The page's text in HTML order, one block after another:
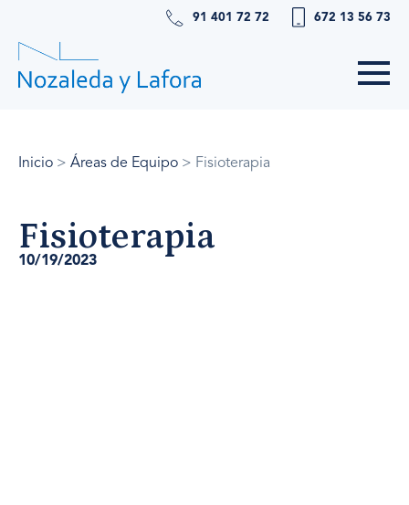
91 401 72 72 672 13 56 73
Inicio > Áreas de Equipo > Fisioterapia
Fisioterapia
10/19/2023